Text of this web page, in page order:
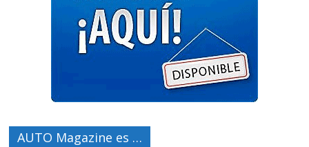
AUTO Magazine es …